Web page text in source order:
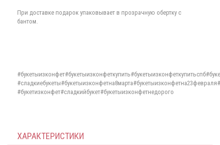
При доставке подарок упаковывает в прозрачную обертку с
бантом.
#букетизконфет#сладкийбукет#букетыизконфетнедорого
ХАРАКТЕРИСТИКИ